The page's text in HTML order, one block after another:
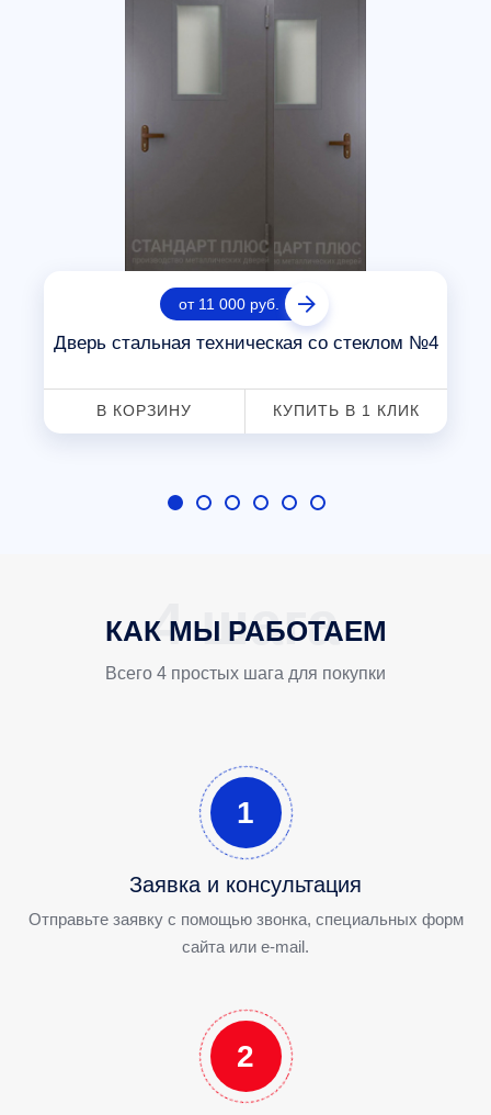
от 11 000 руб.
Дверь стальная техническая со стеклом №4
В КОРЗИНУ КУПИТЬ В 1 КЛИК
КАК МЫ РАБОТАЕМ
Всего 4 простых шага для покупки
1
Заявка и консультация
Отправьте заявку с помощью звонка, специальных форм
сайта или e-mail.
2